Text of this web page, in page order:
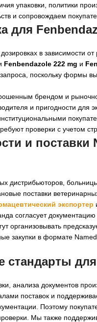
упаковки, политики
и сопровождаем
для
в зависимости
Fenbendazole 222 mg и
поскольку формы
брендом и
и пригодности для
проверки с учетом
и поставки
дистрибьюторов,
поставки
экспортер
согласует документацию
организовывать
закупки в формате
стандарты
анализа документов
поставок и
Поэтому
Мы также